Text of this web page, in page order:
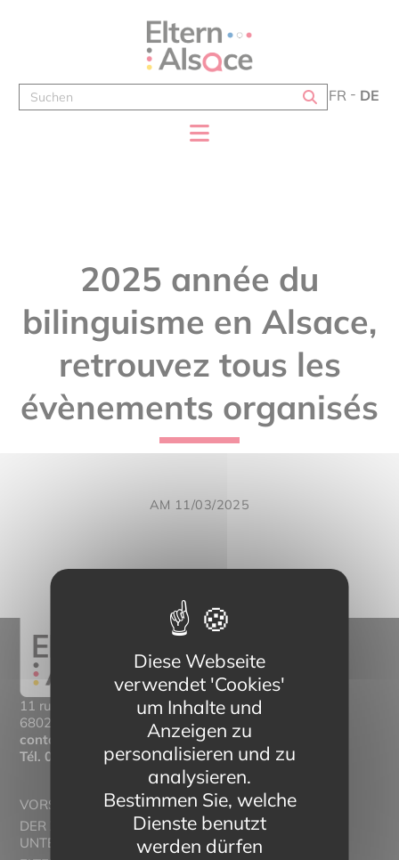
FR DE
2025 année du
bilinguisme en Alsace,
retrouvez tous les
évènements organisés
AM 11/03/2025
11 rue Mittlerweg,
68025 Colmar Cedex
contact@eltern-bilinguisme.org
Tél. 03 89 20 46 74
VORSTELLUNG
DER ZWEISPRACHIGE
UNTERRICHT
Diese Webseite
verwendet 'Cookies'
um Inhalte und
Anzeigen zu
personalisieren und zu
analysieren.
Bestimmen Sie, welche
Dienste benutzt
werden dürfen